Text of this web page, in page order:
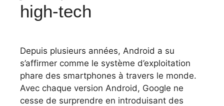
high-tech
Depuis plusieurs années, Android a su
s’affirmer comme le système d’exploitation
phare des smartphones à travers le monde.
Avec chaque version Android, Google ne
cesse de surprendre en introduisant des